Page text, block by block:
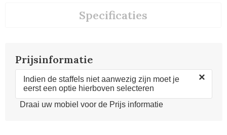
Specificaties
Prijsinformatie
Indien de staffels niet aanwezig zijn moet je
eerst een optie hierboven selecteren
×
Draai uw mobiel voor de Prijs informatie